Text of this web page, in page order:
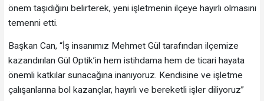
önem taşıdığını belirterek, yeni işletmenin ilçeye hayırlı olmasını
temenni etti.
Başkan Can, “İş insanımız Mehmet Gül tarafından ilçemize
kazandırılan Gül Optik’in hem istihdama hem de ticari hayata
önemli katkılar sunacağına inanıyoruz. Kendisine ve işletme
çalışanlarına bol kazançlar, hayırlı ve bereketli işler diliyoruz”